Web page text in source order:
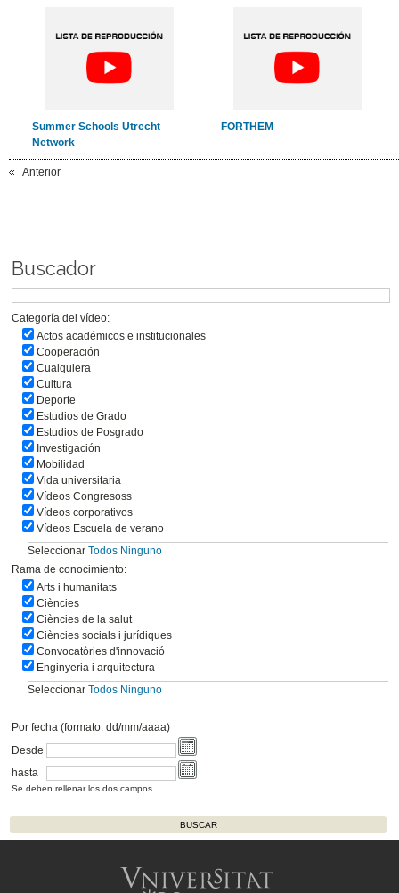
Summer Schools Utrecht
Network
FORTHEM
Anterior
Buscador
Categoría del vídeo:
Actos académicos e institucionales
Cooperación
Cualquiera
Cultura
Deporte
Estudios de Grado
Estudios de Posgrado
Investigación
Mobilidad
Vida universitaria
Vídeos Congresoss
Vídeos corporativos
Vídeos Escuela de verano
SeleccionarTodos Ninguno
Rama de conocimiento:
Arts i humanitats
Ciències
Ciències de la salut
Ciències socials i jurídiques
Convocatòries d'innovació
Enginyeria i arquitectura
SeleccionarTodos Ninguno
Por fecha (formato: dd/mm/aaaa)
Desde
hasta
Se deben rellenar los dos campos